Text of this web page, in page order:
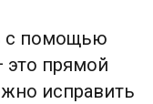
с помощью
это прямой
исправить